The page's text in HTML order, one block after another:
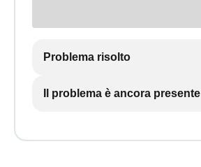
Problema risolto
Il problema è ancora presente